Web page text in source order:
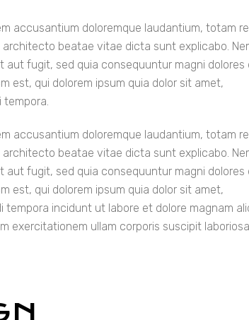
accusantium doloremque laudantium, totam
beatae vitae dicta sunt explicabo.
fugit, sed quia consequuntur magni dolores
est, qui dolorem ipsum quia dolor sit amet,
tempora.
accusantium doloremque laudantium, totam
beatae vitae dicta sunt explicabo.
fugit, sed quia consequuntur magni dolores
est, qui dolorem ipsum quia dolor sit amet,
incidunt ut labore et dolore magnam
exercitationem ullam corporis suscipit